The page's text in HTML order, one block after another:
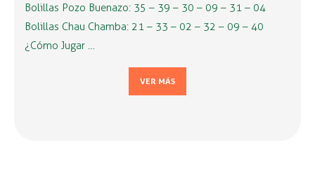
Bolillas Pozo Buenazo: 35 – 39 – 30 – 09 – 31 – 04
Bolillas Chau Chamba: 21 – 33 – 02 – 32 – 09 – 40
¿Cómo Jugar …
VER MÁS